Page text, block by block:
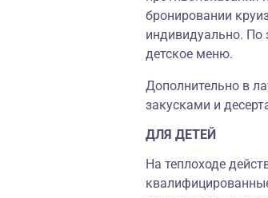
бронировании
индивидуально. По
детское меню.
Дополнительно в
закусками и
ДЛЯ ДЕТЕЙ
На теплоходе